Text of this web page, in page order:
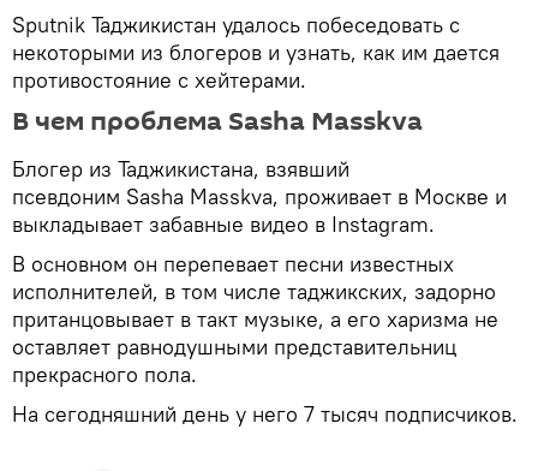
Sputnik Таджикистан удалось побеседовать с
некоторыми из блогеров и узнать, как им дается
противостояние с хейтерами.
В чем проблема Sasha Masskva
Блогер из Таджикистана, взявший
псевдоним Sasha Masskva, проживает в Москве и
выкладывает забавные видео в Instagram.
В основном он перепевает песни известных
исполнителей, в том числе таджикских, задорно
пританцовывает в такт музыке, а его харизма не
оставляет равнодушными представительниц
прекрасного пола.
На сегодняшний день у него 7 тысяч подписчиков.